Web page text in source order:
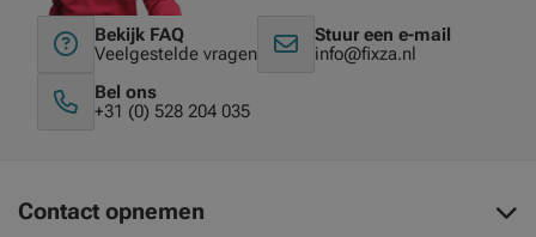
Bekijk FAQ
Veelgestelde vragen
Stuur een e-mail
info@fixza.nl
Bel ons
+31 (0) 528 204 035
Contact opnemen